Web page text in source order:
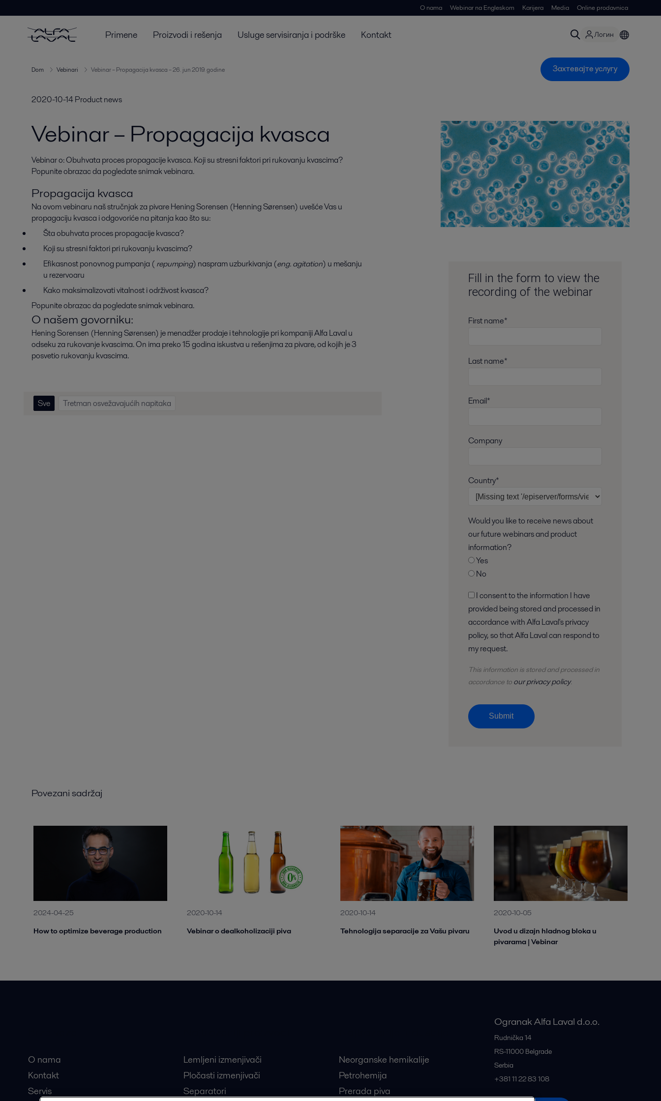
O nama Webinar na Engleskom Karijera Media Online prodavnica
Primene Proizvodi i rešenja Usluge servisiranja i podrške Kontakt Логин
Dom Vebinari Vebinar – Propagacija kvasca – 26. jun 2019. godine Захтевајте услугу
2020-10-14Product news
Vebinar – Propagacija kvasca
Vebinar o: Obuhvata proces propagacije kvasca. Koji su stresni faktori pri rukovanju kvascima?
Popunite obrazac da pogledate snimak vebinara.
Propagacija kvasca
Na ovom vebinaru naš stručnjak za pivare Hening Sorensen (Henning Sørensen) uvešće Vas u
propagaciju kvasca i odgovoriće na pitanja kao što su:
Šta obuhvata proces propagacije kvasca?
Koji su stresni faktori pri rukovanju kvascima?
Efikasnost ponovnog pumpanja ( repumping) naspram uzburkivanja (eng. agitation) u mešanju
u rezervoaru
Kako maksimalizovati vitalnost i održivost kvasca?
Popunite obrazac da pogledate snimak vebinara.
O našem govorniku:
Hening Sorensen (Henning Sørensen) je menadžer prodaje i tehnologije pri kompaniji Alfa Laval u
odseku za rukovanje kvascima. On ima preko 15 godina iskustva u rešenjima za pivare, od kojih je 3
posvetio rukovanju kvascima.
Sve Tretman osvežavajućih napitaka
Fill in the form to view the
recording of the webinar
First name*
Last name*
Email*
Company
Country*
Would you like to receive news about
our future webinars and product
information?
Yes
No
I consent to the information I have
provided being stored and processed in
accordance with Alfa Laval's privacy
policy, so that Alfa Laval can respond to
my request.
This information is stored andprocessedin
accordance to our privacy policy.
Submit
Povezani sadržaj
2024-04-25
How to optimize beverage production
2020-10-14
Vebinar o dealkoholizaciji piva
2020-10-14
Tehnologija separacije za Vašu pivaru
2020-10-05
Uvod u dizajn hladnog bloka u
pivarama | Vebinar
O nama
Kontakt
Servis
Lemljeni izmenjivači
Pločasti izmenjivači
Separatori
Neorganske hemikalije
Petrohemija
Prerada piva
Ogranak Alfa Laval d.o.o.
Rudnička 14
RS-11000 Belgrade
Serbia
+381 11 22 83 108